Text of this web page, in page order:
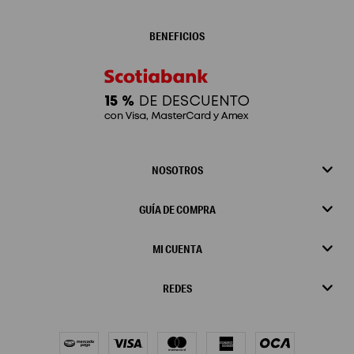
NOSOTROS
GUÍA DE COMPRA
MI CUENTA
REDES
BENEFICIOS